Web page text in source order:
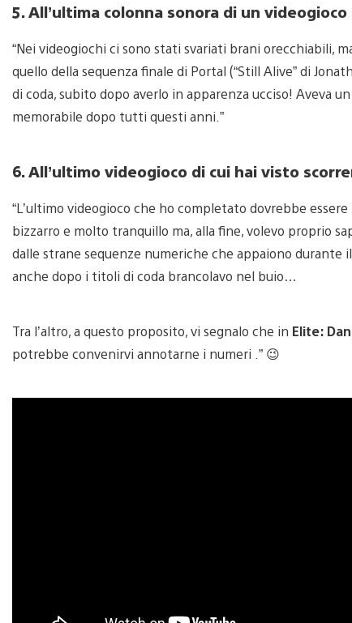
5. All’ultima colonna sonora di un
“Nei videogiochi ci sono stati svariati brani orecchiabili,
quello della sequenza finale di Portal (“Still Alive” di
di coda, subito dopo averlo in apparenza ucciso! Aveva
memorabile dopo tutti questi anni.”
6. All’ultimo videogioco di cui hai visto
“L’ultimo videogioco che ho completato dovrebbe essere
bizzarro e molto tranquillo ma, alla fine, volevo proprio
dalle strane sequenze numeriche che appaiono
anche dopo i titoli di coda brancolavo nel buio…
Tra l’altro, a questo proposito, vi segnalo che in Elite:
potrebbe convenirvi annotarne i numeri .” 😉